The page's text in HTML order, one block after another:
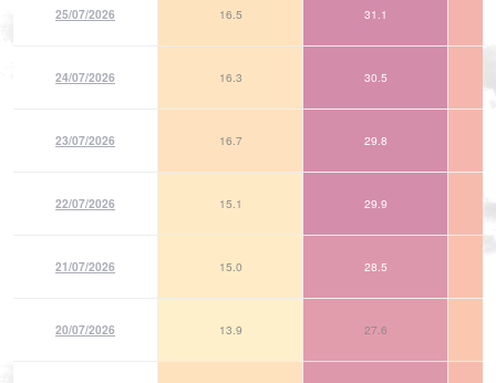
25/07/2026 16.5 31.1
24/07/2026 16.3 30.5
23/07/2026 16.7 29.8
22/07/2026 15.1 29.9
21/07/2026 15.0 28.5
20/07/2026 13.9 27.6